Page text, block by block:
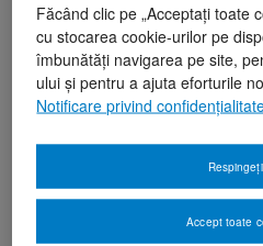
Făcând clic pe „Acceptați toate
cu stocarea cookie-urilor pe
îmbunătăți navigarea pe site,
ului și pentru a ajuta eforturile
Notificare privind
Accept toate